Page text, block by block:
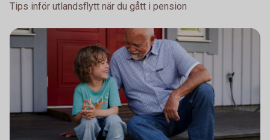
Tips inför utlandsflytt när du gått i pension